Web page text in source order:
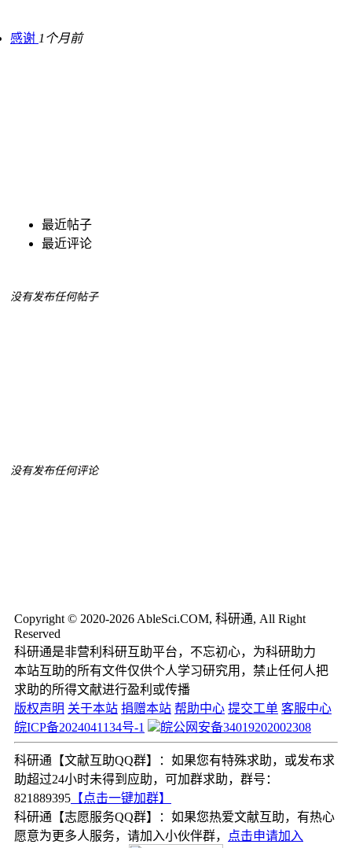
感谢 1个月前
最近帖子
最近评论
没有发布任何帖子
没有发布任何评论
Copyright © 2020-2026 AbleSci.COM, 科研通, All Right
Reserved
科研通是非营利科研互助平台，不忘初心，为科研助力
本站互助的所有文件仅供个人学习研究用，禁止任何人把
求助的所得文献进行盈利或传播
版权声明 关于本站 捐赠本站 帮助中心 提交工单 客服中心
皖ICP备2024041134号-1
皖公网安备34019202002308
科研通【文献互助QQ群】：如果您有特殊求助，或发布求
助超过24小时未得到应助，可加群求助，群号：
821889395 【点击一键加群】
科研通【志愿服务QQ群】：如果您热爱文献互助，有热心
愿意为更多人服务，请加入小伙伴群，
点击申请加入